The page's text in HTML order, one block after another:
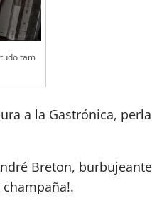
tam
a la Gastrónica,
Breton,